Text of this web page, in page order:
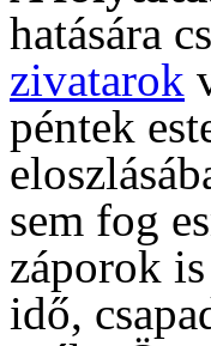
hatására
zivatarok
péntek
sem fog
záporok
idő,